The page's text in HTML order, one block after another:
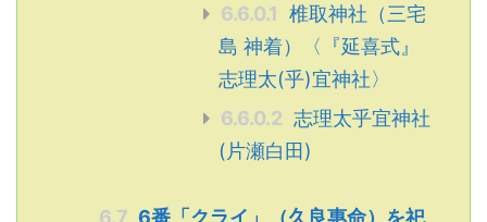
6.6.0.1 椎取神社（三宅
島 神着）〈『延喜式』
志理太(乎)宜神社〉
6.6.0.2 志理太乎宜神社
(片瀬白田)
6.7 6番「クライ」（久良惠命）を祀